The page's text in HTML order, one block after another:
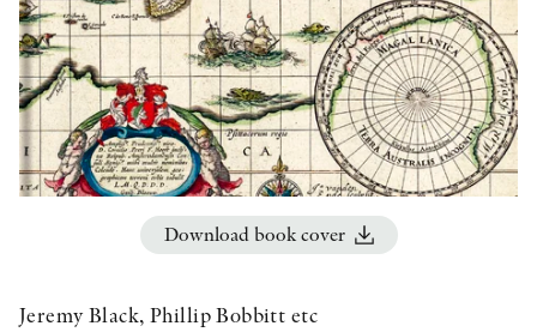
PEER REVIEW PROCESS
Download book cover
Jeremy Black, Phillip Bobbitt etc